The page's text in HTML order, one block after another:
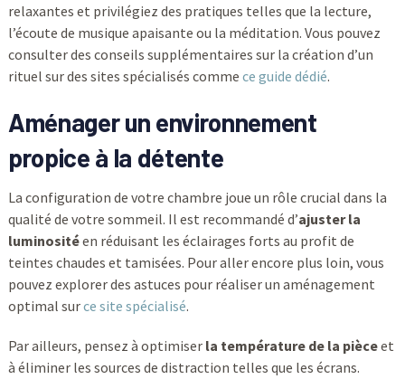
relaxantes et privilégiez des pratiques telles que la lecture,
l’écoute de musique apaisante ou la méditation. Vous pouvez
consulter des conseils supplémentaires sur la création d’un
rituel sur des sites spécialisés comme ce guide dédié.
Aménager un environnement
propice à la détente
La configuration de votre chambre joue un rôle crucial dans la
qualité de votre sommeil. Il est recommandé d’ajuster la
luminositéen réduisant les éclairages forts au profit de
teintes chaudes et tamisées. Pour aller encore plus loin, vous
pouvez explorer des astuces pour réaliser un aménagement
optimal surce site spécialisé.
Par ailleurs, pensez à optimiser la température de la pièceet
à éliminer les sources de distraction telles que les écrans.